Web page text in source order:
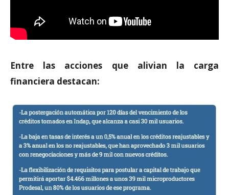
Entre las acciones que alivian la carga
financiera destacan: